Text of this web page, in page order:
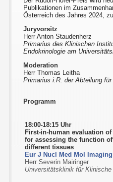
Publikationen im
Österreich des Jahres 2024,
Juryvorsitz
Herr Anton Staudenherz
Primarius des Klinischen
Endokrinologie am
Moderation
Herr Thomas Leitha
Primarius i.R. der Abteilung
Programm
18:00-18:15 Uhr
First-in-human evaluation
for assessing the function
different tissues
Eur J Nucl Med Mol Imaging
Herr Severin Mairinger
Universitätsklinik für